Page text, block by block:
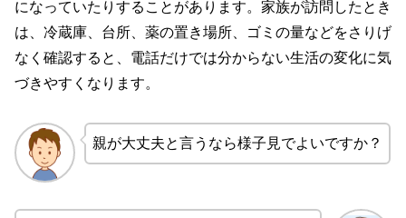
になっていたりすることがあります。家族が訪問したとき
は、冷蔵庫、台所、薬の置き場所、ゴミの量などをさりげ
なく確認すると、電話だけでは分からない生活の変化に気
づきやすくなります。
親が大丈夫と言うなら様子見でよいですか？